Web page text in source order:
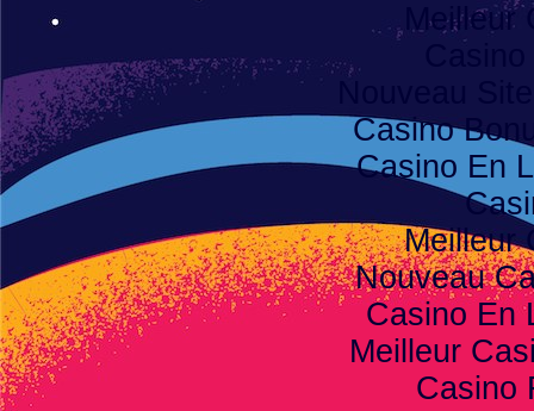
Meilleur
Casino
Casino En
Meilleur
Nouveau
Casino En
Meilleur
Casino